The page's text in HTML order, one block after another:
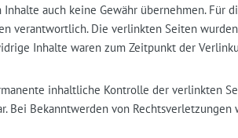
Inhalte auch keine Gewähr übernehmen.
verantwortlich. Die verlinkten Seiten
Inhalte waren zum Zeitpunkt der
inhaltliche Kontrolle der verlinkten
Bei Bekanntwerden von